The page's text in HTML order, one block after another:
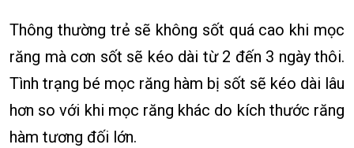
Thông thường trẻ sẽ không sốt quá cao khi mọc
răng mà cơn sốt sẽ kéo dài từ 2 đến 3 ngày thôi.
Tình trạng bé mọc răng hàm bị sốt sẽ kéo dài lâu
hơn so với khi mọc răng khác do kích thước răng
hàm tương đối lớn.